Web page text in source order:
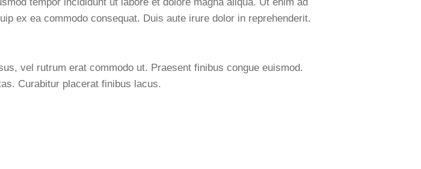
ex ea commodo consequat. Duis aute irure dolor in reprehenderit.
vel rutrum erat commodo ut. Praesent finibus congue euismod.
Curabitur placerat finibus lacus.